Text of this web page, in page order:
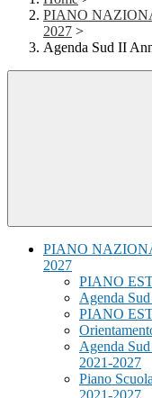
PIANO
2027 >
Agenda Sud II
PIANO
2027
PIANO
Agenda
PIANO
Agenda
2021-2027
Piano